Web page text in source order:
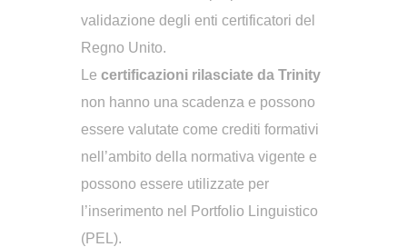
validazione degli enti certificatori del
Regno Unito.
Le certificazioni rilasciate da Trinity
non hanno una scadenza e possono
essere valutate come crediti formativi
nell’ambito della normativa vigente e
possono essere utilizzate per
l’inserimento nel Portfolio Linguistico
(PEL).